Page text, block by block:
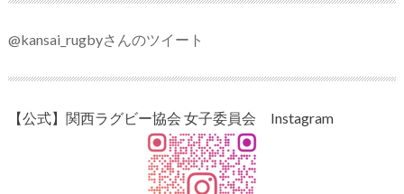
@kansai_rugbyさんのツイート
【公式】関西ラグビー協会 女子委員会 Instagram